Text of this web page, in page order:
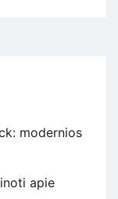
modernios
apie